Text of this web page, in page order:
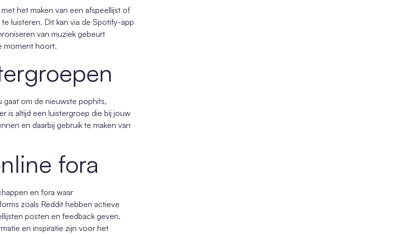
het maken van een afspeellijst of
luisteren. Dit kan via de Spotify-app
van muziek gebeurt
moment hoort.
om de nieuwste pophits,
is altijd een luistergroep die bij jouw
en daarbij gebruik te maken van
fora
en fora waar
zoals Reddit hebben actieve
posten en feedback geven.
en inspiratie zijn voor het